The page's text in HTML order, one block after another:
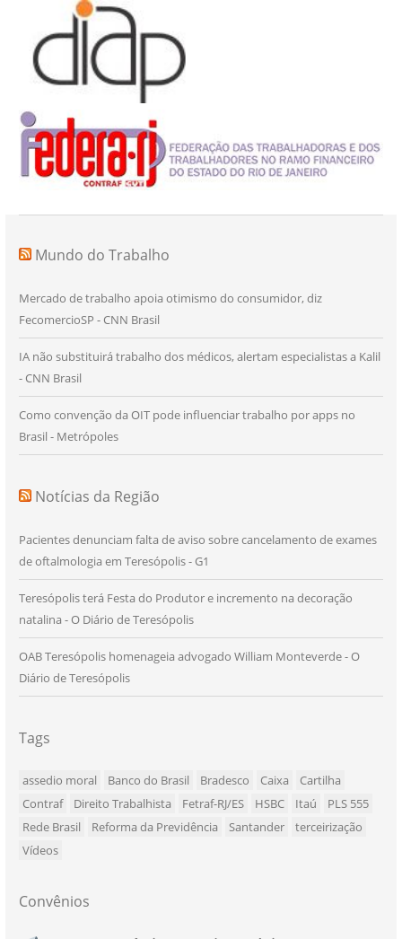
Mundo do Trabalho
Mercado de trabalho apoia otimismo do consumidor, diz
FecomercioSP - CNN Brasil
IA não substituirá trabalho dos médicos, alertam especialistas a Kalil
- CNN Brasil
Como convenção da OIT pode influenciar trabalho por apps no
Brasil - Metrópoles
Notícias da Região
Pacientes denunciam falta de aviso sobre cancelamento de exames
de oftalmologia em Teresópolis - G1
Teresópolis terá Festa do Produtor e incremento na decoração
natalina - O Diário de Teresópolis
OAB Teresópolis homenageia advogado William Monteverde - O
Diário de Teresópolis
Tags
assedio moral Banco do Brasil Bradesco Caixa
Cartilha
Contraf
Direito Trabalhista Fetraf-RJ/ES HSBC Itaú
PLS 555
Rede Brasil
Reforma da Previdência Santander
terceirização
Vídeos
Convênios